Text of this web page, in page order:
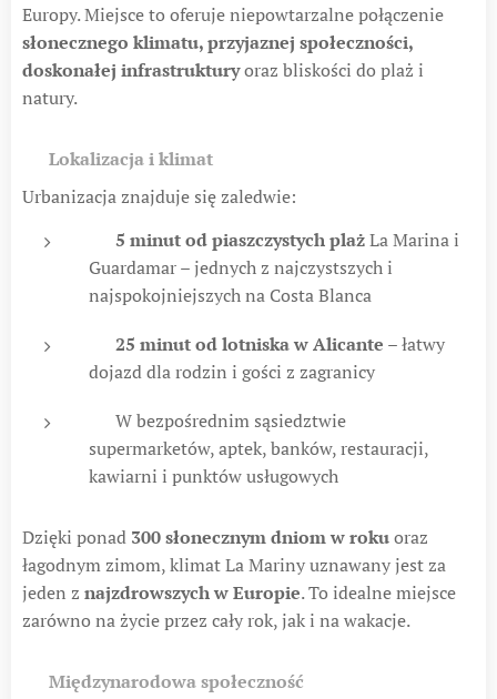
Europy. Miejsce to oferuje niepowtarzalne połączenie
słonecznego klimatu, przyjaznej społeczności,
doskonałej infrastrukturyoraz bliskości do plaż i
natury.
Lokalizacja i klimat
Urbanizacja znajduje się zaledwie:
5 minut od piaszczystych plażLa Marina i
Guardamar – jednych z najczystszych i
najspokojniejszych na Costa Blanca
25 minut od lotniska w Alicante – łatwy
dojazd dla rodzin i gości z zagranicy
🛍 W bezpośrednim sąsiedztwie
supermarketów, aptek, banków, restauracji,
kawiarni i punktów usługowych
Dzięki ponad 300 słonecznym dniom w rokuoraz
łagodnym zimom, klimat La Mariny uznawany jest za
jeden z najzdrowszych w Europie. To idealne miejsce
zarówno na życie przez cały rok, jak i na wakacje.
Międzynarodowa społeczność